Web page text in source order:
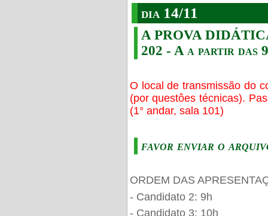
dia 14/11
A PROVA
202 - A a partir das
O local de transmissão do
(por questôes técnicas).
(1° andar, sala 101)
favor enviar o
ORDEM DAS
- Candidato 2: 9h
- Candidato 3: 10h